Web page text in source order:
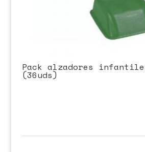
Pack alzadores
(36uds)